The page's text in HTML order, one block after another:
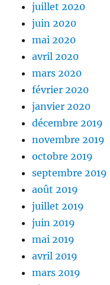
juillet 2020
juin 2020
mai 2020
avril 2020
mars 2020
février 2020
janvier 2020
décembre 2019
novembre 2019
octobre 2019
septembre 2019
août 2019
juillet 2019
juin 2019
mai 2019
avril 2019
mars 2019